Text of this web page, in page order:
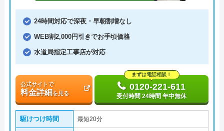
24時間対応で深夜・早朝割増なし
WEB割2,000円引きでお手頃価格
水道局指定工事店が対応
公式サイトで
料金詳細を見る
まずは電話相談！
0120-221-611
受付時間 24時間 年中無休
駆けつけ時間 最短20分